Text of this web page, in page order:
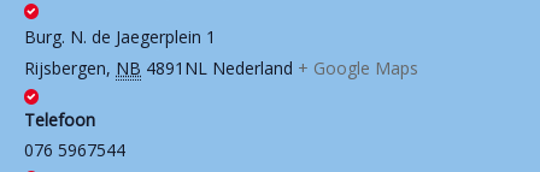
Burg. N. de Jaegerplein 1
Rijsbergen, NB 4891NL Nederland + Google Maps
Telefoon
076 5967544